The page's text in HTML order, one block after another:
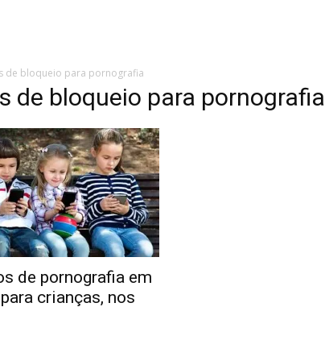
de bloqueio para pornografia
de bloqueio para pornografia
de pornografia em
crianças, nos